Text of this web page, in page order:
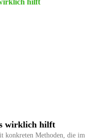
wirklich hilft
konkreten Methoden, die im